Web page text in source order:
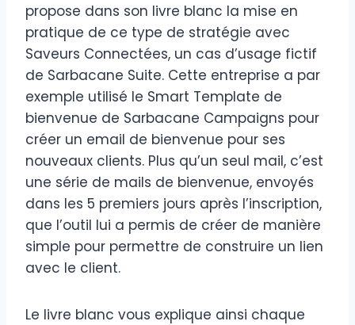
propose dans son livre blanc la mise en
pratique de ce type de stratégie avec
Saveurs Connectées, un cas d’usage fictif
de Sarbacane Suite. Cette entreprise a par
exemple utilisé le Smart Template de
bienvenue de Sarbacane Campaigns pour
créer un email de bienvenue pour ses
nouveaux clients. Plus qu’un seul mail, c’est
une série de mails de bienvenue, envoyés
dans les 5 premiers jours après l’inscription,
que l’outil lui a permis de créer de manière
simple pour permettre de construire un lien
avec le client.
Le livre blanc vous explique ainsi chaque